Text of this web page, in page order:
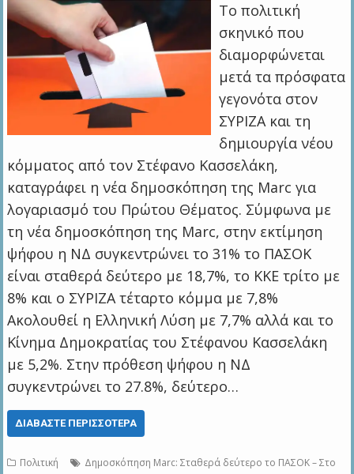
Το πολιτική
σκηνικό που
διαμορφώνεται
μετά τα πρόσφατα
γεγονότα στον
ΣΥΡΙΖΑ και τη
δημιουργία νέου
κόμματος από τον Στέφανο Κασσελάκη,
καταγράφει η νέα δημοσκόπηση της Marc για
λογαριασμό του Πρώτου Θέματος. Σύμφωνα με
τη νέα δημοσκόπηση της Marc, στην εκτίμηση
ψήφου η ΝΔ συγκεντρώνει το 31% το ΠΑΣΟΚ
είναι σταθερά δεύτερο με 18,7%, το ΚΚΕ τρίτο με
8% και ο ΣΥΡΙΖΑ τέταρτο κόμμα με 7,8%
Ακολουθεί η Ελληνική Λύση με 7,7% αλλά και το
Κίνημα Δημοκρατίας του Στέφανου Κασσελάκη
με 5,2%. Στην πρόθεση ψήφου η ΝΔ
συγκεντρώνει το 27.8%, δεύτερο…
ΔΙΑΒΆΣΤΕ ΠΕΡΙΣΣΌΤΕΡΑ
Πολιτική
Δημοσκόπηση Marc: Σταθερά δεύτερο το ΠΑΣΟΚ – Στο